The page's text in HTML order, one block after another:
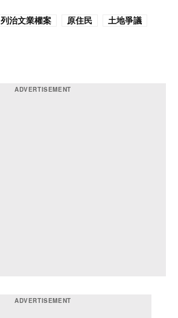
列治文業權案 原住民 土地爭議